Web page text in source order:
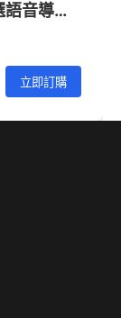
音導覽
立即訂購